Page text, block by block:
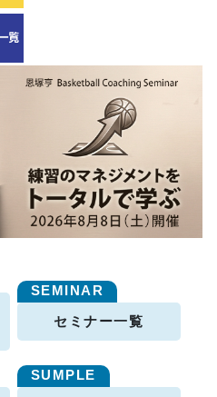
セミナー一覧